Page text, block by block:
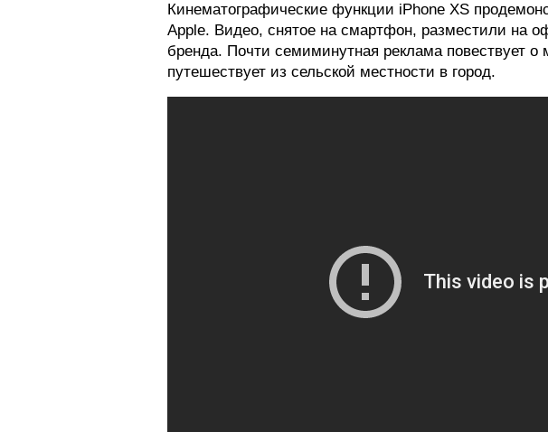
Кинематографические функции iPhone XS
Apple. Видео, снятое на смартфон, разместили на
бренда. Почти семиминутная реклама повествует о
путешествует из сельской местности в город.